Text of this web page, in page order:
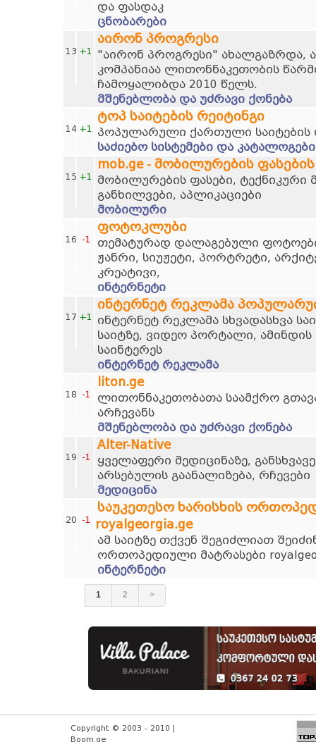
და ფასდაკ
ცნობარები
13 +1
აირონ პროგრესი
"აირონ პროგრესი" ახალგაზრდა,
კომპანიაა ლითონნაკეთობის
ჩამოყალიბდა 2010 წელს.
მშენებლობა და უძრავი ქონება
14 +1
ტოპ საიტების რეიტინგი
პოპულარული ქართული საიტების
საძიებო სისტემები და კატალოგები
15 +1
mob.ge - მობილურების
მობილურების ფასები, ტექნიკური
განხილვები, აპლიკაციები
მობილური
16 -1
ფოტოკლუბი
თემატურად დალაგებული
ჟანრი, სიუჟეტი, პორტრეტი,
კრეატივი,
ინტერნეტი
17 +1
ინტერნეტ რეკლამა
ინტერნეტ რეკლამა სხვადასხვა
საიტზე, ვიდეო პორტალი,
საინტერეს
ინტერნეტ რეკლამა
18 -1
liton.ge
ლითონნაკეთობათა საამქრო
არჩევანს
მშენებლობა და უძრავი ქონება
19 -1
Alter-Native
ყველაფერი მედიცინაზე,
არსებულის გაანალიზება, რჩევები
მედიცინა
20 -1
საუკეთესო ხარისხის
royalgeorgia.ge
ამ საიტზე თქვენ შეგიძლიათ
ორთოპედიული მატრასები
ინტერნეტი
1 2 >
Copyright © 2003 - 2010 |
Boom.ge